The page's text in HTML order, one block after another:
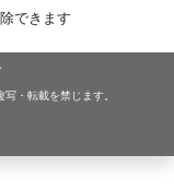
できます
・転載を禁じます。